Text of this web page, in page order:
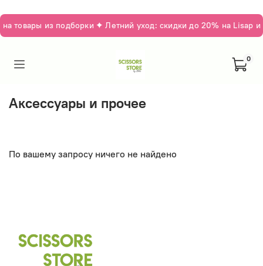
товары из подборки ✦ Летний уход: скидки до 20% на Lisap
0
Аксессуары и прочее
По вашему запросу ничего не найдено